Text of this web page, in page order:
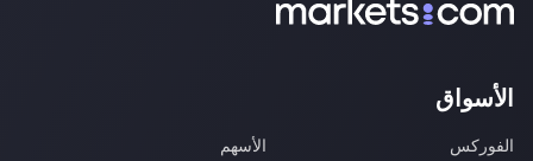
الأسواق
الفوركس
الأسهم